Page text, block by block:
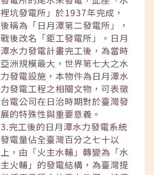
裡坑發電所」於1937年完成，
後稱為「日月潭第二發電所」，
戰後改名「鉅工發電所」。日月
潭水力發電計畫完工後，為當時
亞洲規模最大，世界第七大之水
力發電設施，本物件為日月潭水
力發電工程之相關文物，可表徵
台電公司在日治時期對於臺灣發
展的特殊性與重要意義。
3.完工後的日月潭水力發電系統
發電量佔全臺灣百分之七十以
上，由「火主水輔」轉變為「水
主火輔」的發電結構，為臺灣提